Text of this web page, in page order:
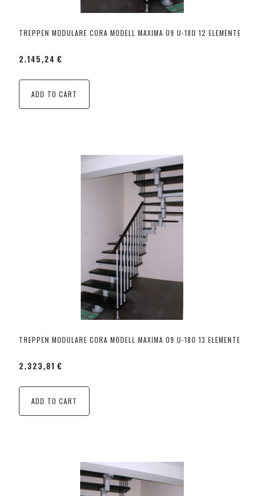
TREPPEN MODULARE CORA MODELL MAXIMA 09 U-180 12 ELEMENTE
2.145,24 €
ADD TO CART
TREPPEN MODULARE CORA MODELL MAXIMA 09 U-180 13 ELEMENTE
2.323,81 €
ADD TO CART